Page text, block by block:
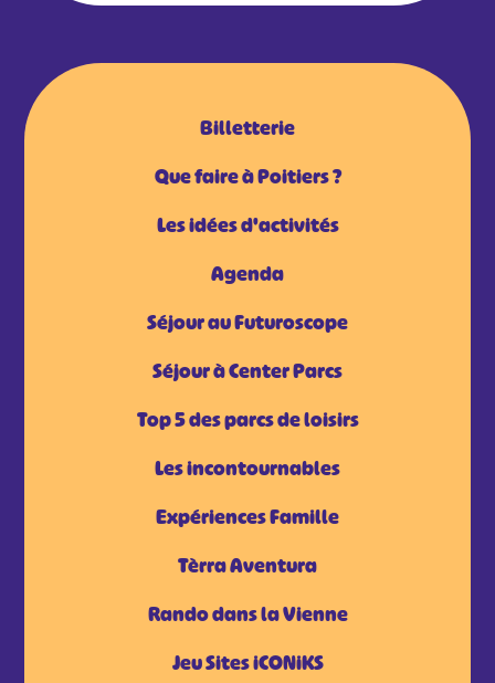
Billetterie
Que faire à Poitiers ?
Les idées d'activités
Agenda
Séjour au Futuroscope
Séjour à Center Parcs
Top 5 des parcs de loisirs
Les incontournables
Expériences Famille
Tèrra Aventura
Rando dans la Vienne
Jeu Sites iCONiKS